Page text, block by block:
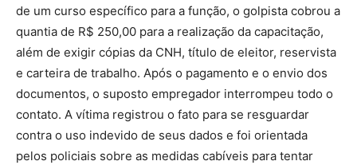
de um curso específico para a função, o golpista cobrou a
quantia de R$ 250,00 para a realização da capacitação,
além de exigir cópias da CNH, título de eleitor, reservista
e carteira de trabalho. Após o pagamento e o envio dos
documentos, o suposto empregador interrompeu todo o
contato. A vítima registrou o fato para se resguardar
contra o uso indevido de seus dados e foi orientada
pelos policiais sobre as medidas cabíveis para tentar